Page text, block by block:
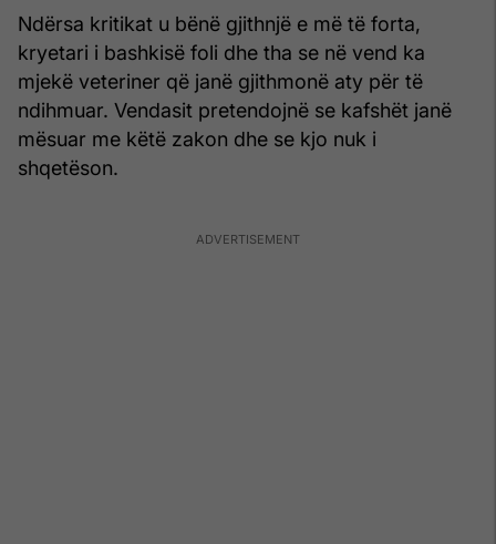
Ndërsa kritikat u bënë gjithnjë e më të forta,
kryetari i bashkisë foli dhe tha se në vend ka
mjekë veteriner që janë gjithmonë aty për të
ndihmuar. Vendasit pretendojnë se kafshët janë
mësuar me këtë zakon dhe se kjo nuk i
shqetëson.